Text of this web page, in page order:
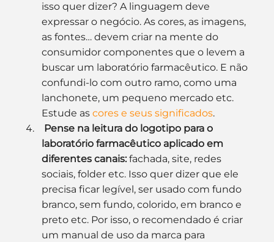
isso quer dizer? A linguagem deve
expressar o negócio. As cores, as imagens,
as fontes… devem criar na mente do
consumidor componentes que o levem a
buscar um laboratório farmacêutico. E não
confundi-lo com outro ramo, como uma
lanchonete, um pequeno mercado etc.
Estude as cores e seus significados.
Pense na leitura do logotipo para o
laboratório farmacêutico aplicado em
diferentes canais: fachada, site, redes
sociais, folder etc. Isso quer dizer que ele
precisa ficar legível, ser usado com fundo
branco, sem fundo, colorido, em branco e
preto etc. Por isso, o recomendado é criar
um manual de uso da marca para